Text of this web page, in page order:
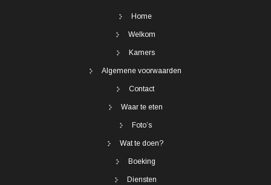
Home
Welkom
Kamers
Algemene voorwaarden
Contact
Waar te eten
Foto’s
Wat te doen?
Boeking
Diensten